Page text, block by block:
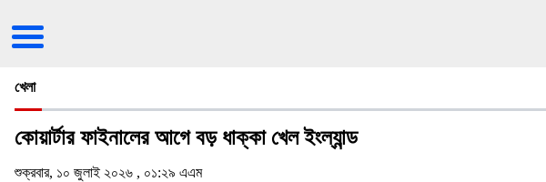
খেলা
কোয়ার্টার ফাইনালের আগে বড় ধাক্কা খেল ইংল্যান্ড
শুক্রবার, ১০ জুলাই ২০২৬ , ০১:২৯ এএম